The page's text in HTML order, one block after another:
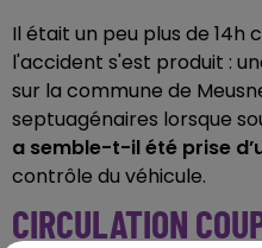
Il était un peu plus de 14h
l'accident s'est produit :
sur la commune de
septuagénaires lorsque
a semble-t-il été prise
contrôle du véhicule.
CIRCULATION